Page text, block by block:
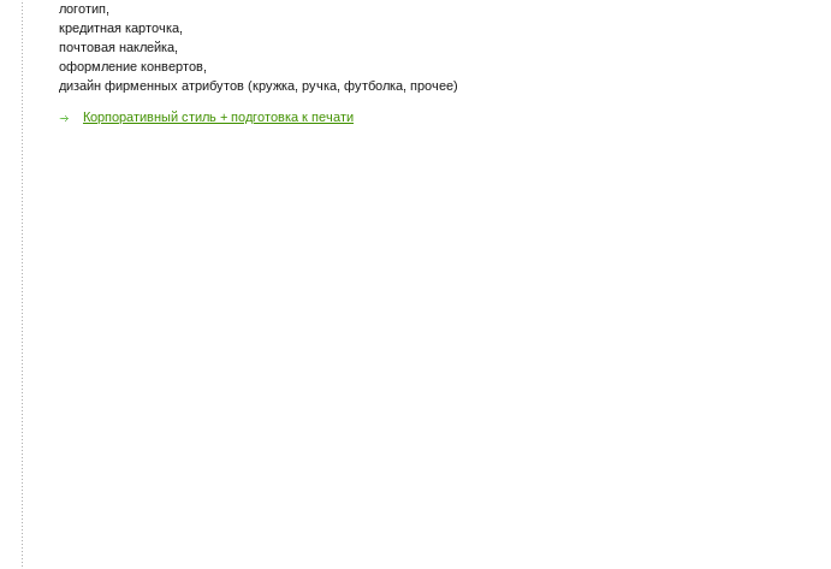
логотип,
кредитная карточка,
почтовая наклейка,
оформление конвертов,
дизайн фирменных атрибутов (кружка, ручка, футболка, прочее)
Корпоративный стиль + подготовка к печати